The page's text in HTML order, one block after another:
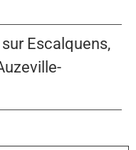
Escalquens,